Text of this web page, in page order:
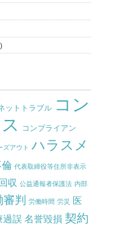
ットトラブル コン
コンプライアン
ズアウト ハラスメ
代表取締役等住所非表示
収 公益通報者保護法 内部
判 労働時間 労災
医
過誤 名誉毀損 契約